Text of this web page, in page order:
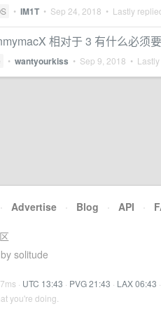
• IM1T • Sep 24, 2018 • Lastly
相对于 3 有什么必须
• wantyourkiss • Sep 9, 2018 •
· Advertise · Blog · API ·
solitude
· UTC 13:43 · PVG 21:43 · LAX 06:43 ·
you're doing.